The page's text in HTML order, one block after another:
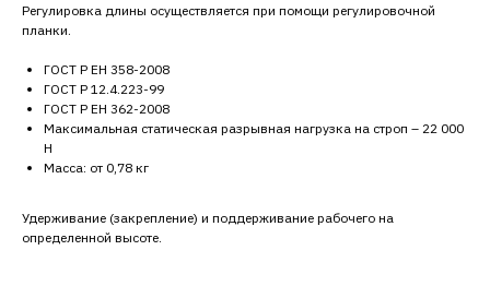
Регулировка длины осуществляется при помощи регулировочной
планки.
ГОСТ Р ЕН 358-2008
ГОСТ Р 12.4.223-99
ГОСТ Р ЕН 362-2008
Максимальная статическая разрывная нагрузка на строп – 22 000
Н
Масса: от 0,78 кг
Удерживание (закрепление) и поддерживание рабочего на
определенной высоте.